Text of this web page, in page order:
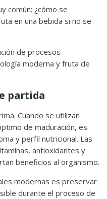
común: ¿cómo se
en una bebida si no se
de procesos
moderna y fruta de
partida
Cuando se utilizan
de maduración, es
y perfil nutricional. Las
antioxidantes y
beneficios al organismo.
modernas es preservar
durante el proceso de